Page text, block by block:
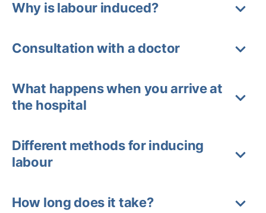
Why is labour induced?
Consultation with a doctor
What happens when you arrive at
the hospital
Different methods for inducing
labour
How long does it take?